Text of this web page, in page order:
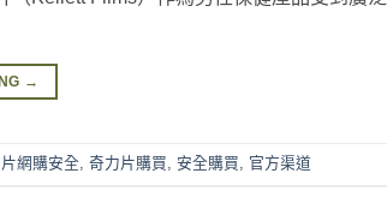
→
網購安全, 奇力片購買, 安全購買, 官方渠道